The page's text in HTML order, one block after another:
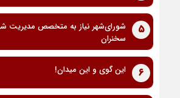
5
شورای‌شهر نیاز به متخصص مدیریت
سخنران
6 این گوی و این میدان!